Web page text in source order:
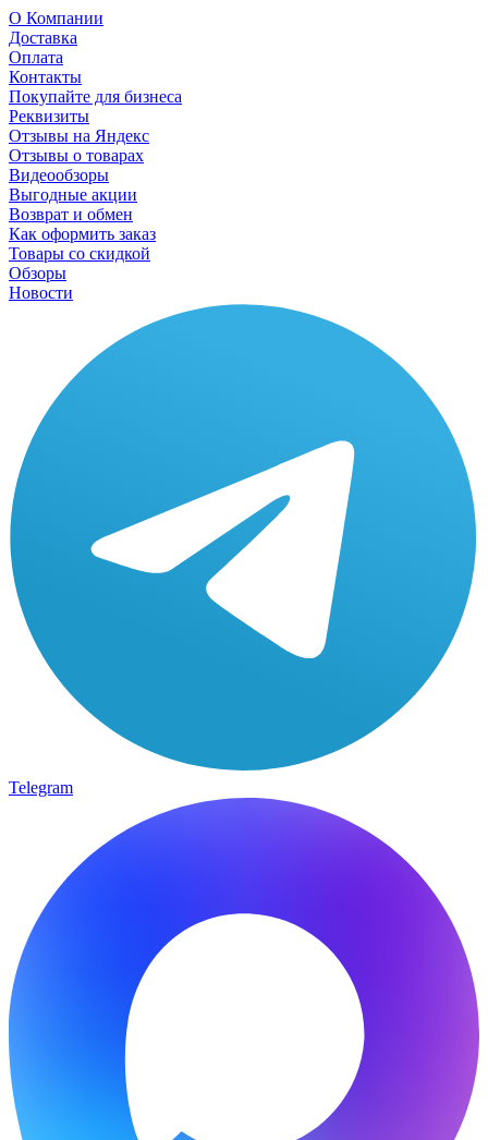
О Компании
Доставка
Оплата
Контакты
Покупайте для бизнеса
Реквизиты
Отзывы на Яндекс
Отзывы о товарах
Видеообзоры
Выгодные акции
Возврат и обмен
Как оформить заказ
Товары со скидкой
Обзоры
Новости
Telegram